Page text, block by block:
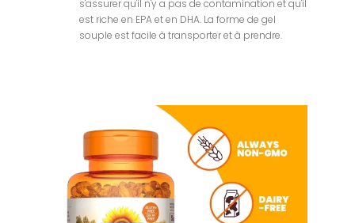
s'assurer qu'il n'y a pas de contamination et qu'il
est riche en EPA et en DHA. La forme de gel
souple est facile à transporter et à prendre.